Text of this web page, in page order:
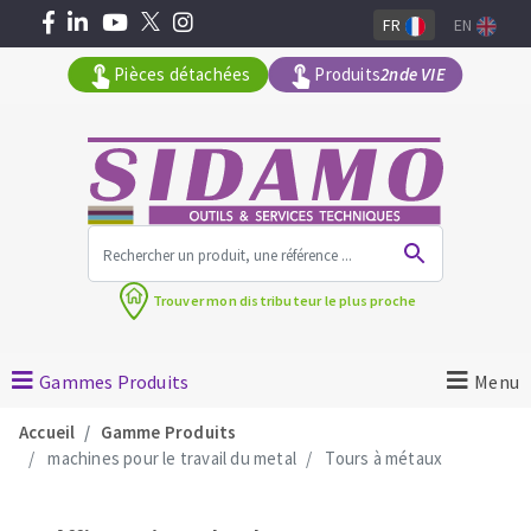
MACHINES POUR LE BATIMENT
Meuleuses angulaires
Pièces détachées Produits2nde VIE
FR EN
Trouver mondistributeur le plus proche
Gammes Produits Menu
Accueil
Gamme Produits
machines pour le travail du metal
Tours à métaux